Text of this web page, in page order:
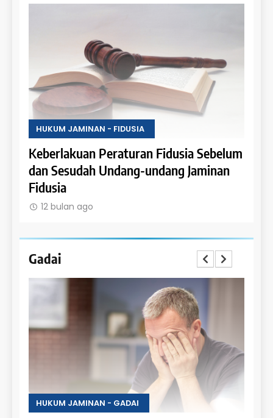
HUKUM JAMINAN - FIDUSIA
Keberlakuan Peraturan Fidusia Sebelum
dan Sesudah Undang-undang Jaminan
Fidusia
12 bulan ago
Gadai
HUKUM JAMINAN - GADAI